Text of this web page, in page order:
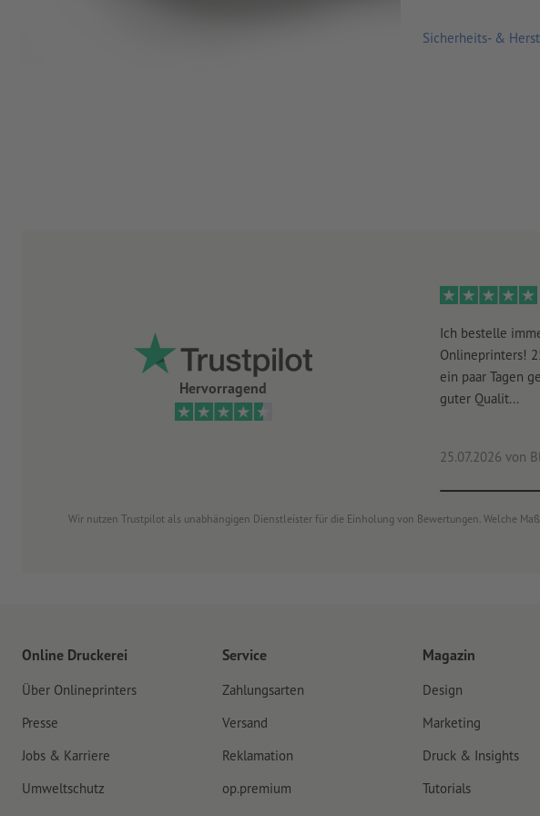
Sicherheits- &
Hervorragend
Ich bestelle
Onlineprinters!
ein paar Tagen
guter Qualit...
25.07.2026 von
Wir nutzen Trustpilot als unabhängigen Dienstleister für die Einholung von Bewertungen. Welche
Online Druckerei
Über Onlineprinters
Presse
Jobs & Karriere
Umweltschutz
Service
Zahlungsarten
Versand
Reklamation
op.premium
Magazin
Design
Marketing
Druck & Insights
Tutorials